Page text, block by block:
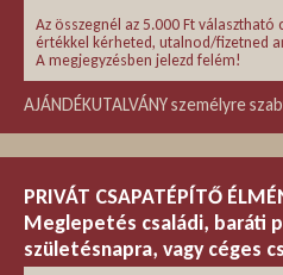
Az összegnél az 5.000 Ft
értékkel kérheted, utalnod/fizetned
A megjegyzésben jelezd felém!
AJÁNDÉKUTALVÁNY személyre
PRIVÁT CSAPATÉPÍTŐ
Meglepetés családi, baráti
születésnapra, vagy céges